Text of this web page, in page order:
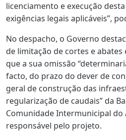
licenciamento e execução
exigências legais aplicáveis”,
No despacho, o Governo
de limitação de cortes e abates
que a sua omissão
facto, do prazo do dever de
geral de construção das
regularização de caudais” da
Comunidade Intermunicipal do
responsável pelo projeto.